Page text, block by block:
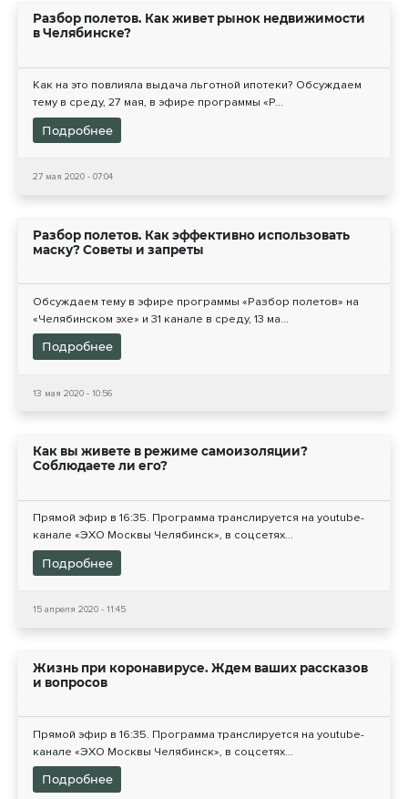
Разбор полетов. Как живет рынок недвижимости
в Челябинске?
Как на это повлияла выдача льготной ипотеки? Обсуждаем
тему в среду, 27 мая, в эфире программы «Р...
Подробнее
27 мая 2020 - 07:04
Разбор полетов. Как эффективно использовать
маску? Советы и запреты
Обсуждаем тему в эфире программы «Разбор полетов» на
«Челябинском эхе» и 31 канале в среду, 13 ма...
Подробнее
13 мая 2020 - 10:56
Как вы живете в режиме самоизоляции?
Соблюдаете ли его?
Прямой эфир в 16:35. Программа транслируется на youtube-
канале «ЭХО Москвы Челябинск», в соцсетях...
Подробнее
15 апреля 2020 - 11:45
Жизнь при коронавирусе. Ждем ваших рассказов
и вопросов
Прямой эфир в 16:35. Программа транслируется на youtube-
канале «ЭХО Москвы Челябинск», в соцсетях...
Подробнее